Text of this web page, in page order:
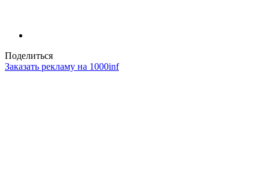
Поделиться
Заказать рекламу на 1000inf